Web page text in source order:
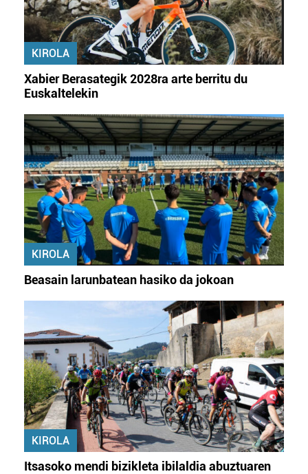
KIROLA
Xabier Berasategik 2028ra arte berritu du
Euskaltelekin
KIROLA
Beasain larunbatean hasiko da jokoan
KIROLA
Itsasoko mendi bizikleta ibilaldia abuztuaren